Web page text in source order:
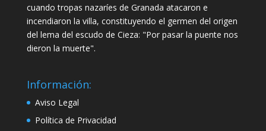
cuando tropas nazaríes de Granada atacaron e
incendiaron la villa, constituyendo el germen del origen
del lema del escudo de Cieza: "Por pasar la puente nos
dieron la muerte".
Información:
Aviso Legal
Política de Privacidad